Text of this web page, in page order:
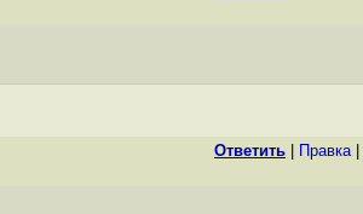
Ответить Правка|